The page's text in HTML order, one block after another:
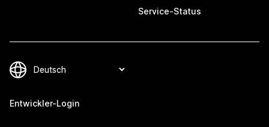
Service-Status
Entwickler-Login